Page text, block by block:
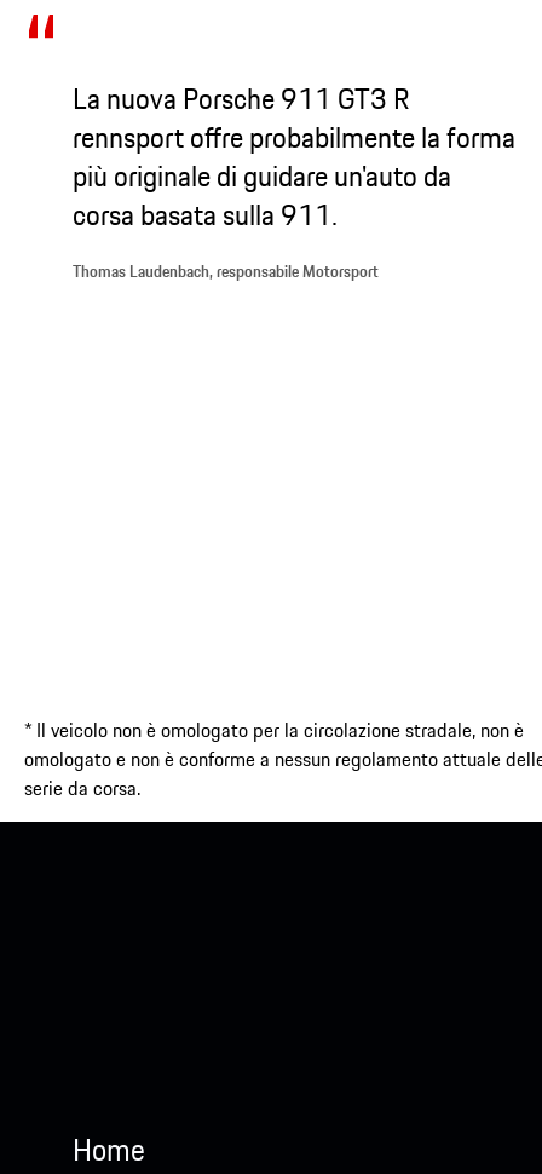
La nuova Porsche 911 GT3 R
rennsport offre probabilmente la forma
più originale di guidare un'auto da
corsa basata sulla 911.
Thomas Laudenbach, responsabile Motorsport
* Il veicolo non è omologato per la circolazione stradale, non è
omologato e non è conforme a nessun regolamento attuale
serie da corsa.
Home